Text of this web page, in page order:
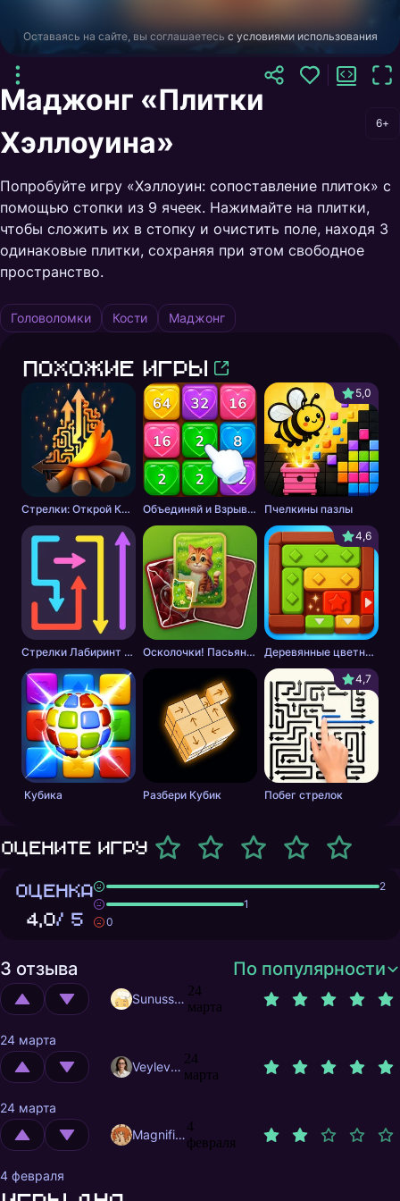
Оставаясь на сайте, вы соглашаетесь с условиями использования
Маджонг «Плитки
Хэллоуина»
6+
Попробуйте игру «Хэллоуин: сопоставление плиток» с
помощью стопки из 9 ячеек. Нажимайте на плитки,
чтобы сложить их в стопку и очистить поле, находя 3
одинаковые плитки, сохраняя при этом свободное
пространство.
Головоломки Кости Маджонг
Похожие игры
Стрелки: Открой Картинку Объединяй и Взрывай + 2048
5,0
Пчелкины пазлы
Стрелки Лабиринт - Цветной путь Осколочки! Пасьянс Собери картинки
4,6
Деревянные цветные блоки
Кубика Разбери Кубик
4,7
Побег стрелок
Оцените игру
ОЦЕНКА
4,0/ 5
2
1
0
3 отзыва По популярности
Sunusstex
24
марта
24 марта
Veylevas
24
марта
24 марта
MagnificentMrFox
4
февраля
4 февраля